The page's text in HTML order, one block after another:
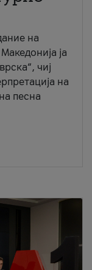
на
ја
чиј
на
песна